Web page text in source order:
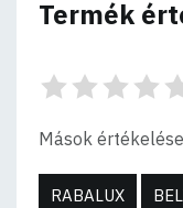
Termék
Mások
RABALUX